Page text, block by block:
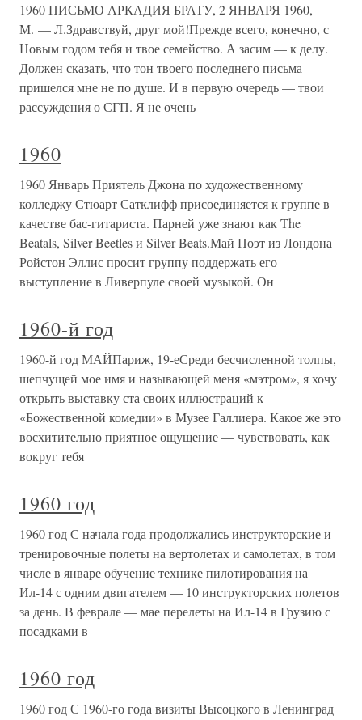
1960 ПИСЬМО АРКАДИЯ БРАТУ, 2 ЯНВАРЯ 1960,
М. — Л.Здравствуй, друг мой!Прежде всего, конечно, с
Новым годом тебя и твое семейство. А засим — к делу.
Должен сказать, что тон твоего последнего письма
пришелся мне не по душе. И в первую очередь — твои
рассуждения о СГП. Я не очень
1960
1960 Январь Приятель Джона по художественному
колледжу Стюарт Сатклифф присоединяется к группе в
качестве бас-гитариста. Парней уже знают как The
Beatals, Silver Beetles и Silver Beats.Май Поэт из Лондона
Ройстон Эллис просит группу поддержать его
выступление в Ливерпуле своей музыкой. Он
1960-й год
1960-й год МАЙПариж, 19-еСреди бесчисленной толпы,
шепчущей мое имя и называющей меня «мэтром», я хочу
открыть выставку ста своих иллюстраций к
«Божественной комедии» в Музее Галлиера. Какое же это
восхитительно приятное ощущение — чувствовать, как
вокруг тебя
1960 год
1960 год С начала года продолжались инструкторские и
тренировочные полеты на вертолетах и самолетах, в том
числе в январе обучение технике пилотирования на
Ил-14 с одним двигателем — 10 инструкторских полетов
за день. В феврале — мае перелеты на Ил-14 в Грузию с
посадками в
1960 год
1960 год С 1960-го года визиты Высоцкого в Ленинград